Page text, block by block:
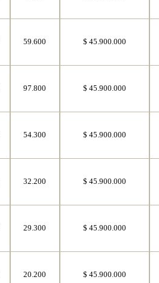
59.600 $ 45.900.000
97.800 $ 45.900.000
54.300 $ 45.900.000
32.200 $ 45.900.000
29.300 $ 45.900.000
20.200 $ 45.900.000